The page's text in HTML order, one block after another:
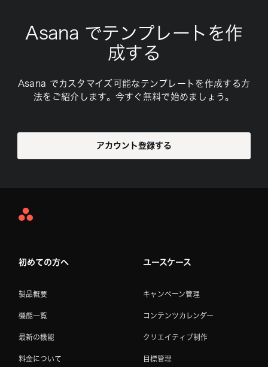
Asana でテンプレートを作
成する
Asana でカスタマイズ可能なテンプレートを作成する方
法をご紹介します。今すぐ無料で始めましょう。
アカウント登録する
Asana
初めての方へ
製品概要
機能一覧
最新の機能
料金について
ユースケース
キャンペーン管理
コンテンツカレンダー
クリエイティブ制作
目標管理